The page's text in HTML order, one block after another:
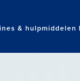
&
Search